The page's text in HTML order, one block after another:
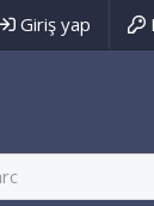
Giriş yap